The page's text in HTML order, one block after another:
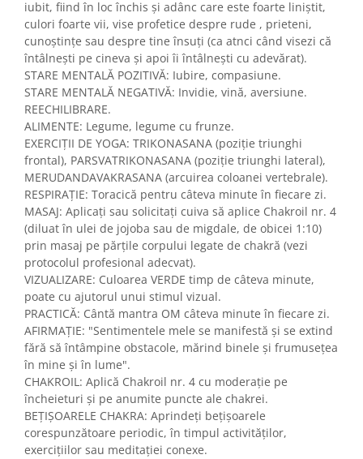
iubit, fiind în loc închis și adânc care este foarte liniștit,
culori foarte vii, vise profetice despre rude , prieteni,
cunoștințe sau despre tine însuți (ca atnci când visezi că
întâlnești pe cineva și apoi îi întâlnești cu adevărat).
STARE MENTALĂ POZITIVĂ: Iubire, compasiune.
STARE MENTALĂ NEGATIVĂ: Invidie, vină, aversiune.
REECHILIBRARE.
ALIMENTE: Legume, legume cu frunze.
EXERCIȚII DE YOGA: TRIKONASANA (poziție triunghi
frontal), PARSVATRIKONASANA (poziție triunghi lateral),
MERUDANDAVAKRASANA (arcuirea coloanei vertebrale).
RESPIRAȚIE: Toracică pentru câteva minute în fiecare zi.
MASAJ: Aplicați sau solicitați cuiva să aplice Chakroil nr. 4
(diluat în ulei de jojoba sau de migdale, de obicei 1:10)
prin masaj pe părțile corpului legate de chakră (vezi
protocolul profesional adecvat).
VIZUALIZARE: Culoarea VERDE timp de câteva minute,
poate cu ajutorul unui stimul vizual.
PRACTICĂ: Cântă mantra OM câteva minute în fiecare zi.
AFIRMAȚIE: "Sentimentele mele se manifestă și se extind
fără să întâmpine obstacole, mărind binele și frumusețea
în mine și în lume".
CHAKROIL: Aplică Chakroil nr. 4 cu moderație pe
încheieturi și pe anumite puncte ale chakrei.
BEȚIȘOARELE CHAKRA: Aprindeți bețișoarele
corespunzătoare periodic, în timpul activităților,
exercițiilor sau meditației conexe.